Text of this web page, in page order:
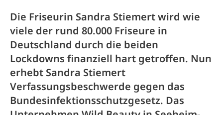
Die Friseurin Sandra Stiemert wird wie
viele der rund 80.000 Friseure in
Deutschland durch die beiden
Lockdowns finanziell hart getroffen. Nun
erhebt Sandra Stiemert
Verfassungsbeschwerde gegen das
Bundesinfektionsschutzgesetz. Das